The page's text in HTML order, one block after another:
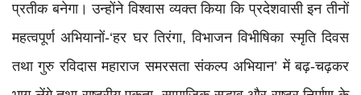
प्रतीक बनेगा। उन्होंने विश्वास व्यक्त किया कि प्रदेशवासी इन तीनों
महत्वपूर्ण अभियानों-‘हर घर तिरंगा, विभाजन विभीषिका स्मृति दिवस
तथा गुरु रविदास महाराज समरसता संकल्प अभियान’ में बढ़-चढ़कर